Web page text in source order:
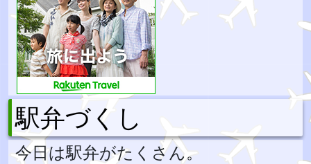
駅弁づくし
今日は駅弁がたくさん。